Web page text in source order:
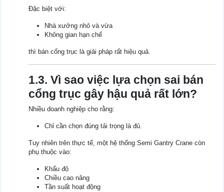
Đặc biệt với:
Nhà xưởng nhỏ và vừa
Không gian hạn chế
thì bán cổng trục là giải pháp rất hiệu quả.
1.3. Vì sao việc lựa chọn sai bán
cổng trục gây hậu quả rất lớn?
Nhiều doanh nghiệp cho rằng:
Chỉ cần chọn đúng tải trọng là đủ.
Tuy nhiên trên thực tế, một hệ thống Semi Gantry Crane còn
phụ thuộc vào:
Khẩu độ
Chiều cao nâng
Tần suất hoạt động